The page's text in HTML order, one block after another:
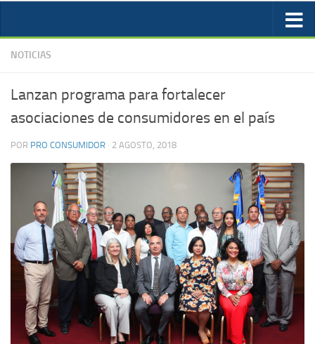
NOTICIAS
Lanzan programa para fortalecer
asociaciones de consumidores en el país
POR PRO CONSUMIDOR · 2 AGOSTO, 2018